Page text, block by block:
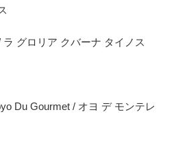
ラ グロリア クバーナ タイノス
Du Gourmet / オヨ デ モンテレ